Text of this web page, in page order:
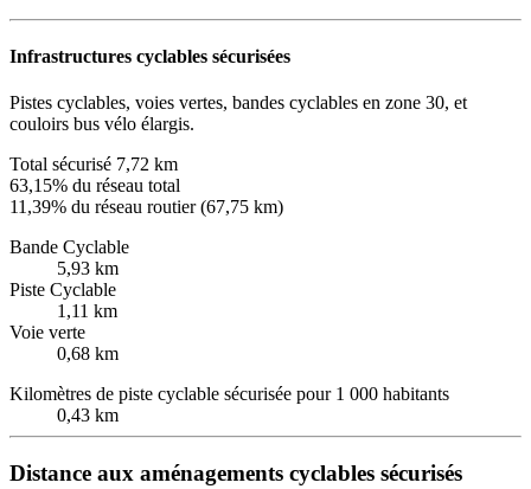
Infrastructures cyclables sécurisées
Pistes cyclables, voies vertes, bandes cyclables en zone 30, et
couloirs bus vélo élargis.
Total sécurisé 7,72 km
63,15% du réseau total
11,39% du réseau routier (67,75 km)
Bande Cyclable
5,93 km
Piste Cyclable
1,11 km
Voie verte
0,68 km
Kilomètres de piste cyclable sécurisée pour 1 000 habitants
0,43 km
Distance aux aménagements cyclables sécurisés